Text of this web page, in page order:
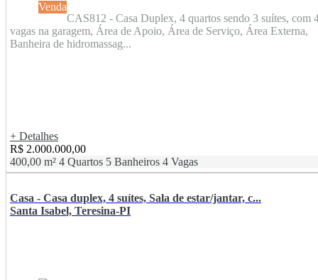
Venda
CAS812 - Casa Duplex, 4 quartos sendo 3 suítes, com
vagas na garagem, Área de Apoio, Área de Serviço, Área Externa,
Banheira de hidromassag...
+ Detalhes
R$ 2.000.000,00
400,00 m² 4 Quartos 5 Banheiros 4 Vagas
Casa - Casa duplex, 4 suítes, Sala de estar/jantar, c...
Santa Isabel, Teresina-PI